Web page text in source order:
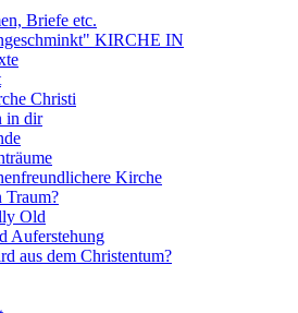
Briefe etc.
KIRCHE IN
Christi
in dir
Kirche
Traum?
Old
Auferstehung
aus dem Christentum?